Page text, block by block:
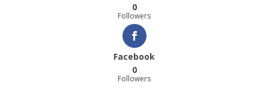
0
Followers
Facebook
0
Followers